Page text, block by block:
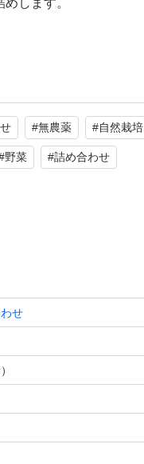
します。
付きや割れがある場合
に入る予定です。
ブルは責任を負いかね
#無農薬 #自然栽培
野菜 #詰め合わせ
せ